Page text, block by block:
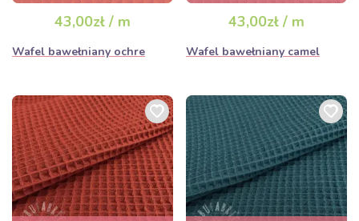
nekoliko sati
43,00zł / m
Wafel bawełniany ochre
za 3 dni
43,00zł / m
Wafel bawełniany camel